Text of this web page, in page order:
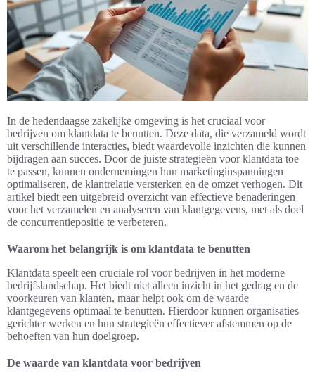
In de hedendaagse zakelijke omgeving is het cruciaal voor
bedrijven om klantdata te benutten. Deze data, die verzameld wordt
uit verschillende interacties, biedt waardevolle inzichten die kunnen
bijdragen aan succes. Door de juiste strategieën voor klantdata toe
te passen, kunnen ondernemingen hun marketinginspanningen
optimaliseren, de klantrelatie versterken en de omzet verhogen. Dit
artikel biedt een uitgebreid overzicht van effectieve benaderingen
voor het verzamelen en analyseren van klantgegevens, met als doel
de concurrentiepositie te verbeteren.
Waarom het belangrijk is om klantdata te benutten
Klantdata speelt een cruciale rol voor bedrijven in het moderne
bedrijfslandschap. Het biedt niet alleen inzicht in het gedrag en de
voorkeuren van klanten, maar helpt ook om de waarde
klantgegevens optimaal te benutten. Hierdoor kunnen organisaties
gerichter werken en hun strategieën effectiever afstemmen op de
behoeften van hun doelgroep.
De waarde van klantdata voor bedrijven